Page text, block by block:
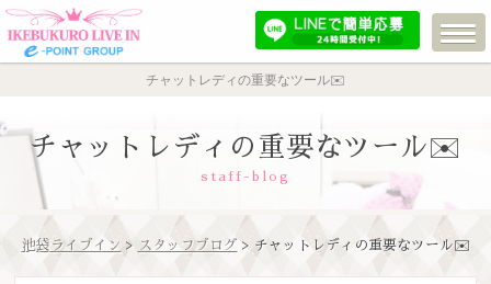
チャットレディの重要なツール✉️
チャットレディの重要なツール✉️
staff-blog
池袋ライブイン > スタッフブログ> チャットレディの重要なツール✉️